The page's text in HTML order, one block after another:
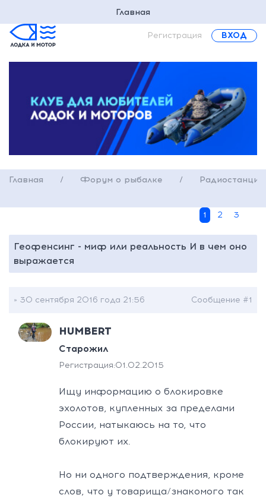
Главная
Регистрация ВХОД
Главная / Форум о рыбалке /
1 2 3
Геофенсинг - миф или реальность И в чем оно
выражается
» 30 сентября 2016 года 21:56 Сообщение #1
HUMBERT
Старожил
Регистрация:01.02.2015
Ищу информацию о блокировке
эхолотов, купленных за пределами
России, натыкаюсь на то, что
блокируют их.
Но ни одного подтверждения, кроме
слов, что у товарища/знакомого так